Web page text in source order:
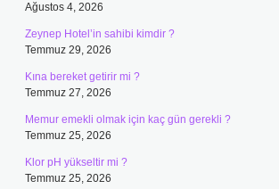
Ağustos 4, 2026
Zeynep Hotel’in sahibi kimdir ?
Temmuz 29, 2026
Kına bereket getirir mi ?
Temmuz 27, 2026
Memur emekli olmak için kaç gün gerekli ?
Temmuz 25, 2026
Klor pH yükseltir mi ?
Temmuz 25, 2026